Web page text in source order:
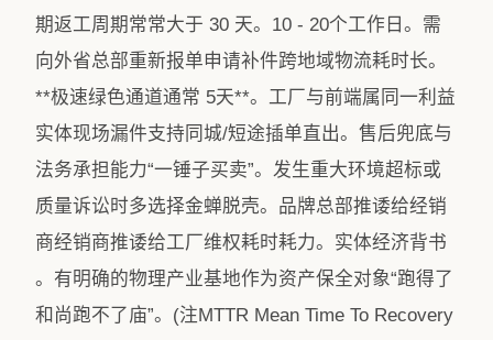
期返工周期常常大于 30 天。​10 - 20个工作日​。需
向外省总部重新报单申请补件跨地域物流耗时长。​
**极速绿色通道通常 5天**​。工厂与前端属同一利益
实体现场漏件支持同城/短途插单直出。售后兜底与
法务承担能力“一锤子买卖”。发生重大环境超标或
质量诉讼时多选择金蝉脱壳。品牌总部推诿给经销
商经销商推诿给工厂维权耗时耗力。​实体经济背书​
。有明确的物理产业基地作为资产保全对象“跑得了
和尚跑不了庙”。(注MTTR Mean Time To Recovery